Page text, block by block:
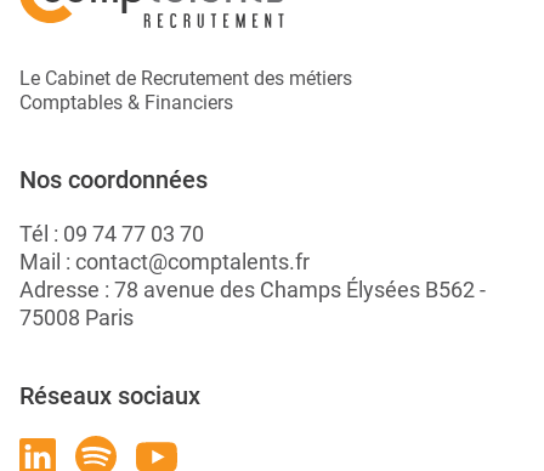
Le Cabinet de Recrutement des métiers
Comptables & Financiers
Nos coordonnées
Tél : 09 74 77 03 70
Mail : contact@comptalents.fr
Adresse : 78 avenue des Champs Élysées B562 -
75008 Paris
Réseaux sociaux